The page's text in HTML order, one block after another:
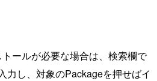
ールが必要な場合は、検索欄で
力し、対象のPackageを押せばイ